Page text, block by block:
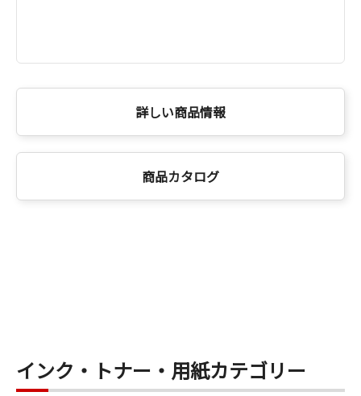
詳しい商品情報
商品カタログ
インク・トナー・用紙カテゴリー